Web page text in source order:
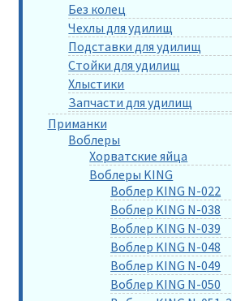
Без колец
Чехлы для удилищ
Подставки для удилищ
Стойки для удилищ
Хлыстики
Запчасти для удилищ
Приманки
Воблеры
Хорватские яйца
Воблеры KING
Воблер KING N-022
Воблер KING N-038
Воблер KING N-039
Воблер KING N-048
Воблер KING N-049
Воблер KING N-050